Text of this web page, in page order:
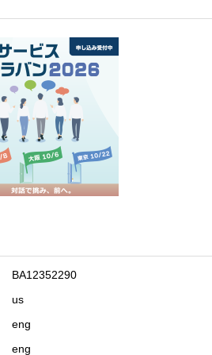
BA12352290
us
eng
eng